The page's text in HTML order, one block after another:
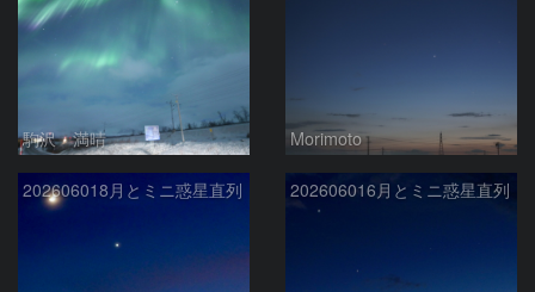
駒沢 満晴 Morimoto
202606018月とミニ惑星直列 202606016月とミニ惑星直列